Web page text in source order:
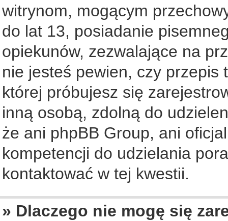
witrynom, mogącym
do lat 13, posiadanie
opiekunów, zezwalające na
nie jesteś pewien, czy przepis
której próbujesz się
inną osobą, zdolną do
że ani phpBB Group, ani
kompetencji do udzielania
kontaktować w tej kwestii.
» Dlaczego nie mogę się